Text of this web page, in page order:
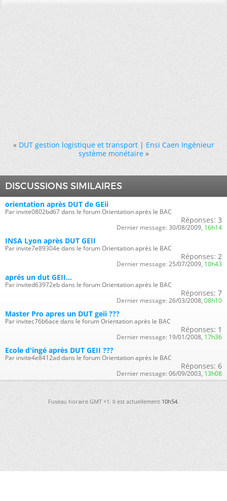
« DUT gestion logistique et transport|Ensi Caen Ingénieur
système monétaire »
DISCUSSIONS SIMILAIRES
orientation après DUT de GEii
Par invite0802bd67 dans le forum Orientation après le BAC
Réponses: 3
Dernier message: 30/08/2009, 16h14
INSA Lyon après DUT GEII
Par invite7e89304e dans le forum Orientation après le BAC
Réponses: 2
Dernier message: 25/07/2009, 10h43
aprés un dut GEII...
Par invited63972eb dans le forum Orientation après le BAC
Réponses: 7
Dernier message: 26/03/2008, 08h10
Master Pro apres un DUT geii ???
Par invitec76b6ace dans le forum Orientation après le BAC
Réponses: 1
Dernier message: 19/01/2008, 17h36
Ecole d'ingé après DUT GEII ???
Par invite4e8412ad dans le forum Orientation après le BAC
Réponses: 6
Dernier message: 06/09/2003, 13h08
Fuseau horaire GMT +1. Il est actuellement10h54.